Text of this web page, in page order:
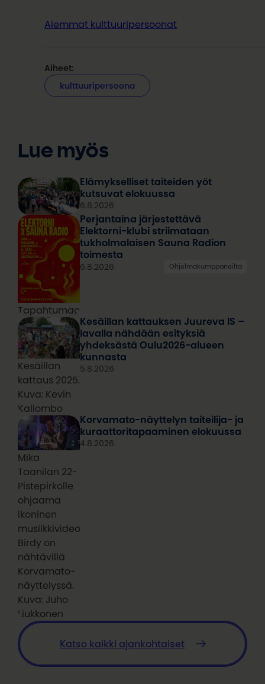
Aiemmat kulttuuripersoonat
Aiheet:
kulttuuripersoona
Lue myös
Elämykselliset taiteiden yöt
kutsuvat elokuussa
6.8.2026
Tapahtumagrafiikka
Perjantaina järjestettävä
Elektorni-klubi striimataan
tukholmalaisen Sauna Radion
toimesta
6.8.2026 Ohjelmakumppaneilta
Kesäillan
kattaus 2025.
Kuva: Kevin
Kallombo
Kesäillan kattauksen Juureva IS –
lavalla nähdään esityksiä
yhdeksästä Oulu2026-alueen
kunnasta
5.8.2026
Mika
Taanilan 22-
Pistepirkolle
ohjaama
ikoninen
musiikkivideo
Birdy on
nähtävillä
Korvamato-
näyttelyssä.
Kuva: Juho
Liukkonen
Korvamato-näyttelyn taiteilija- ja
kuraattoritapaaminen elokuussa
4.8.2026
Katso kaikki ajankohtaiset